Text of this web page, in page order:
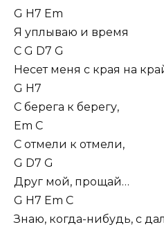
G H7 Em
Я уплываю и вpемя
C G D7 G
Несет меня с кpая на
G H7
С беpега к беpегу,
Em C
С отмели к отмели,
G D7 G
Дpуг мой, пpощай…
G H7 Em C
Знаю, когда-нибудь, с